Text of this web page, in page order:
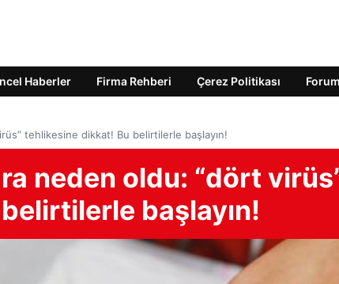
Haberler Firma Rehberi Çerez Politikası Forum
tehlikesine dikkat! Bu belirtilerle başlayın!
neden oldu: “dört
başlayın!